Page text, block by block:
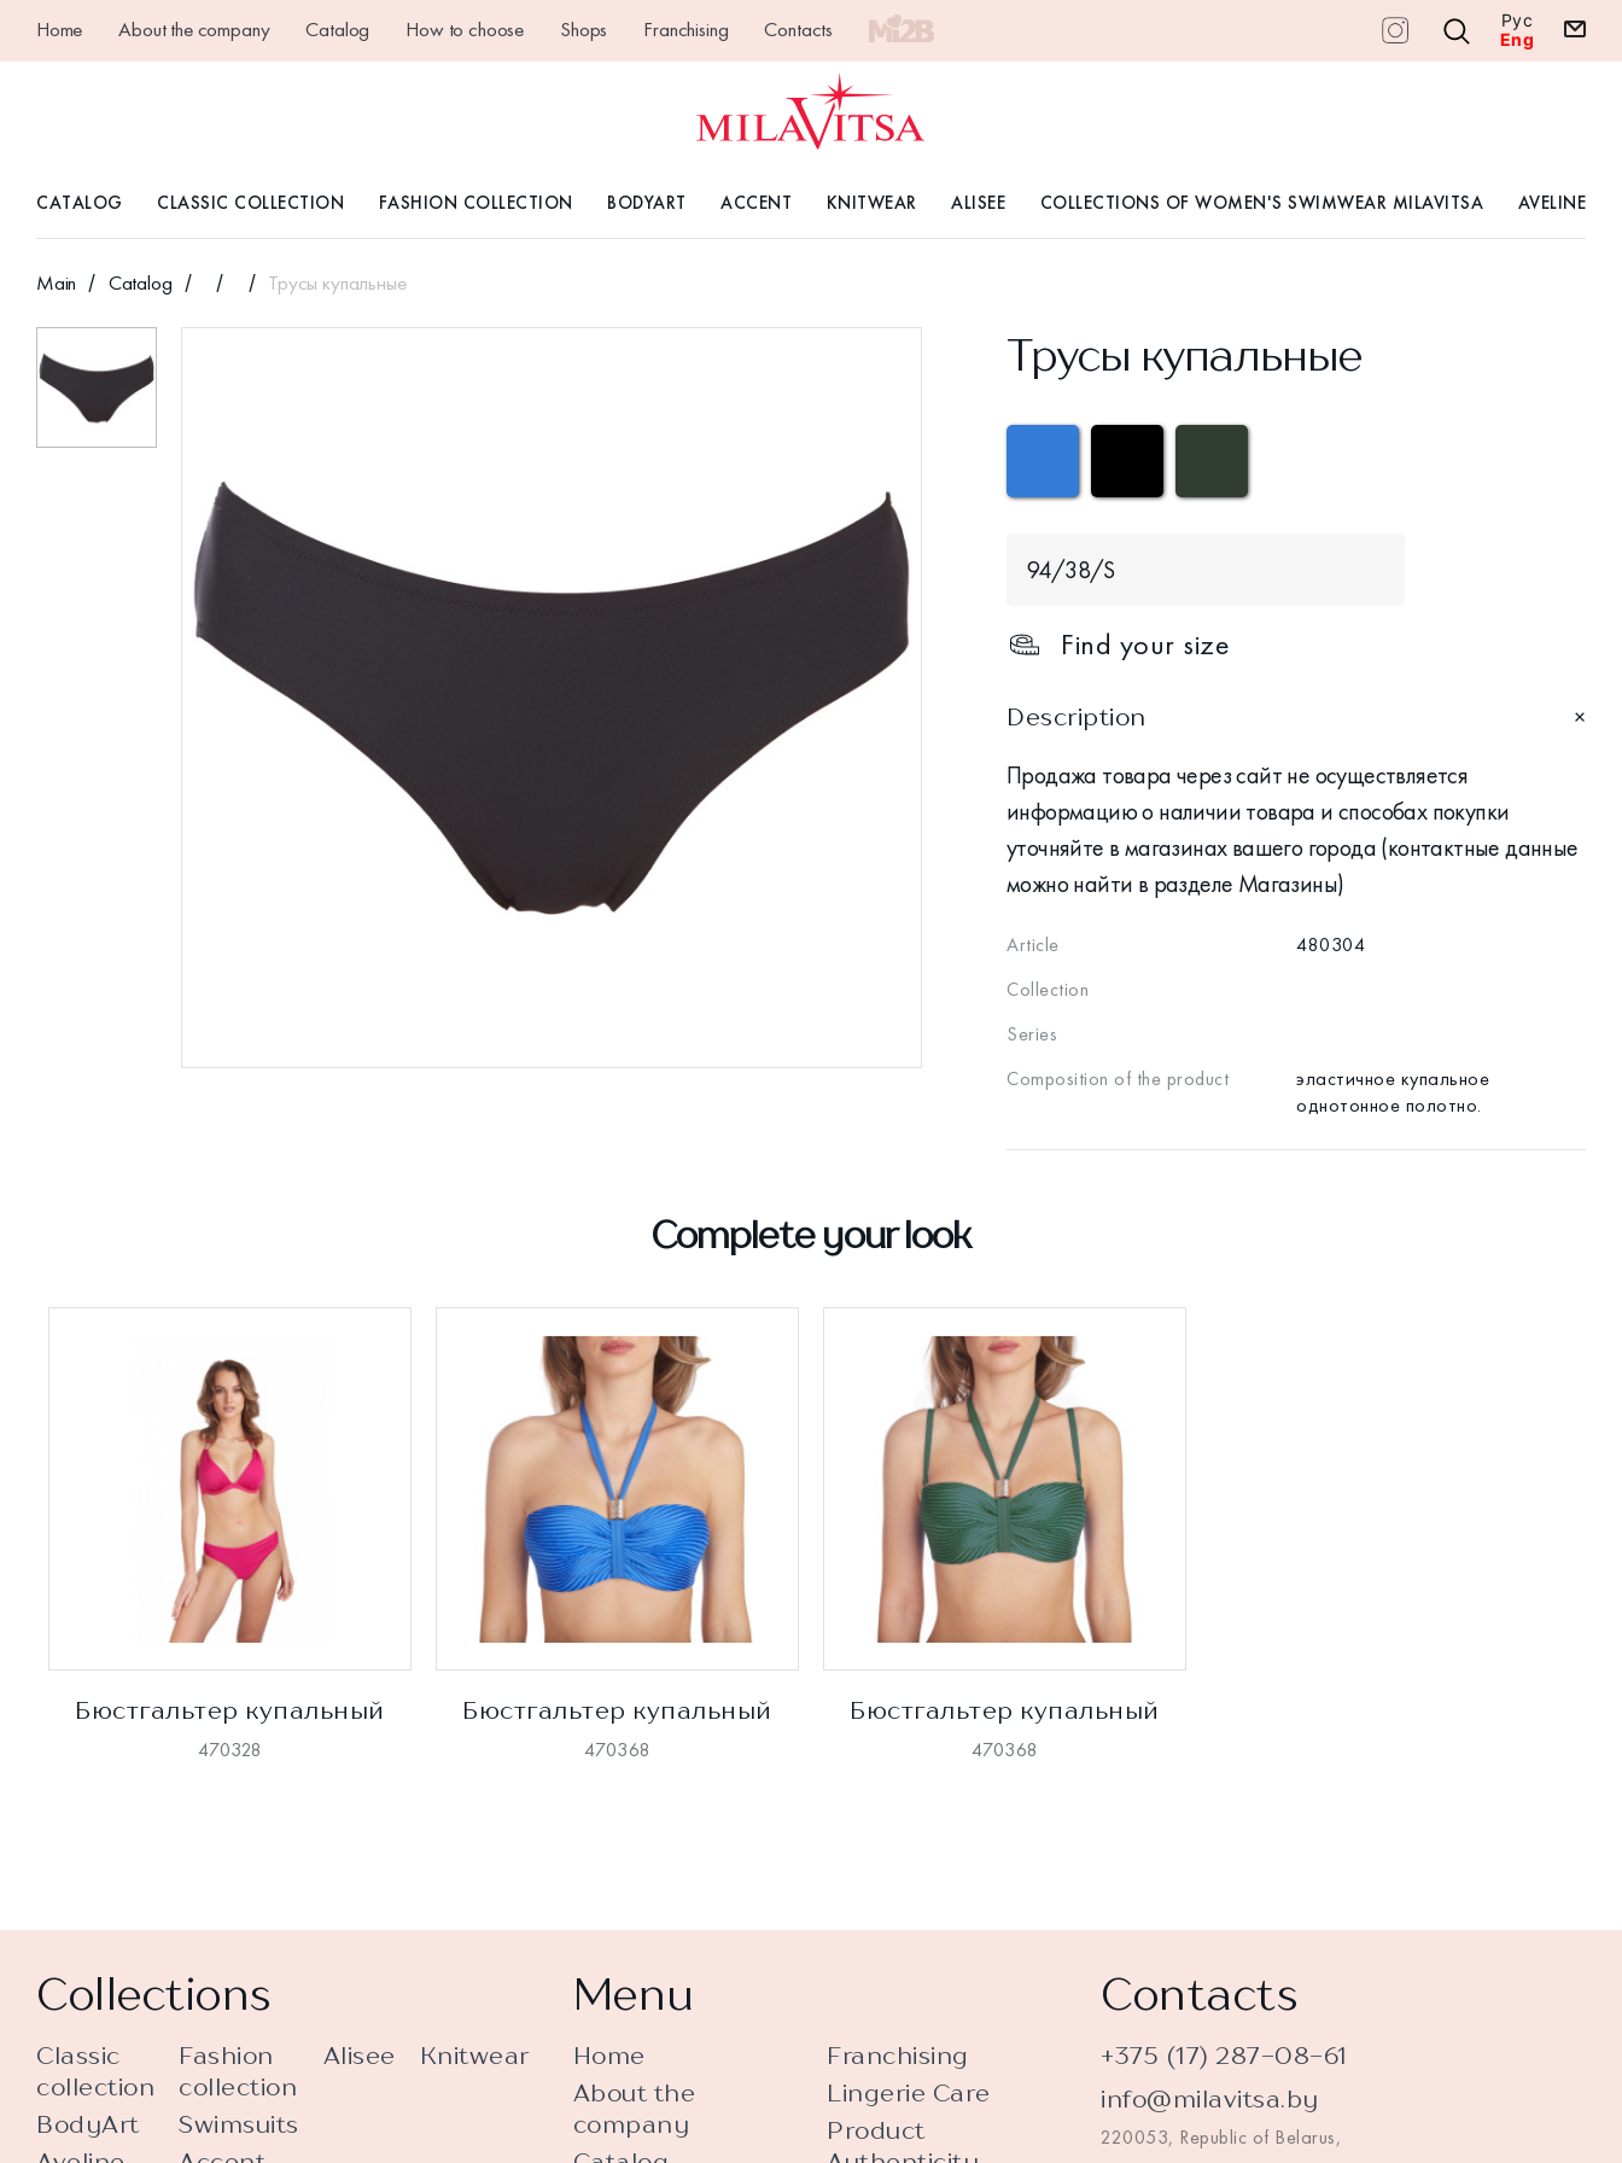
Home About the company Catalog How to choose Shops Franchising Contacts
Рус
Eng
CATALOG CLASSIC COLLECTION FASHION COLLECTION BODYART ACCENT KNITWEAR ALISEE COLLECTIONS OF WOMEN'S SWIMWEAR MILAVITSA AVELINE
Main Catalog Трусы купальные
Трусы купальные
94/38/S
Find your size
Description
Продажа товара через сайт не осуществляется
информацию о наличии товара и способах покупки
уточняйте в магазинах вашего города (контактные данные
можно найти в разделе Магазины)
Article
480304
Collection
Series
Composition of the product
эластичное купальное
однотонное полотно.
Complete your look
Бюстгальтер купальный
470328
Бюстгальтер купальный
470368
Бюстгальтер купальный
470368
Collections
Classic
collection
BodyArt
Fashion
collection
Swimsuits
Alisee Knitwear
Menu
Home
About the
company
Franchising
Lingerie Care
Product
Contacts
+375 (17) 287-08-61
info@milavitsa.by
220053, Republic of Belarus,